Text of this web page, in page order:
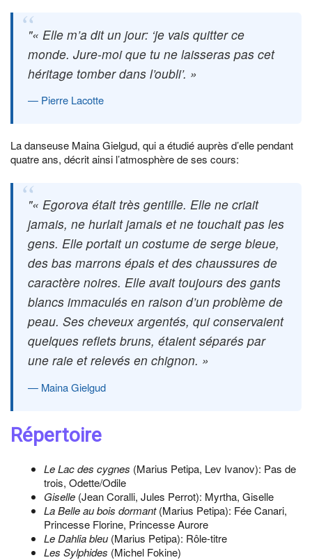
« Elle m’a dit un jour: ‘je vais quitter ce
monde. Jure-moi que tu ne laisseras pas cet
héritage tomber dans l’oubli’. »
Pierre Lacotte
La danseuse Maina Gielgud, qui a étudié auprès d’elle pendant
quatre ans, décrit ainsi l’atmosphère de ses cours:
« Egorova était très gentille. Elle ne criait
jamais, ne hurlait jamais et ne touchait pas les
gens. Elle portait un costume de serge bleue,
des bas marrons épais et des chaussures de
caractère noires. Elle avait toujours des gants
blancs immaculés en raison d’un problème de
peau. Ses cheveux argentés, qui conservaient
quelques reflets bruns, étaient séparés par
une raie et relevés en chignon. »
Maina Gielgud
Répertoire
Le Lac des cygnes (Marius Petipa, Lev Ivanov): Pas de
trois, Odette/Odile
Giselle (Jean Coralli, Jules Perrot): Myrtha, Giselle
La Belle au bois dormant(Marius Petipa): Fée Canari,
Princesse Florine, Princesse Aurore
Le Dahlia bleu (Marius Petipa): Rôle-titre
Les Sylphides (Michel Fokine)